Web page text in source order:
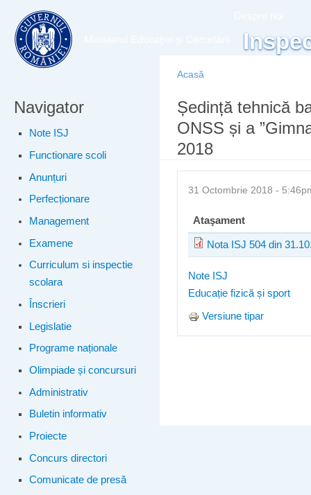
Meniu principal
Navigator
Note ISJ
Functionare scoli
Anunțuri
Perfecționare
Management
Examene
Curriculum si inspectie
scolara
Înscrieri
Legislatie
Programe naționale
Olimpiade și concursuri
Administrativ
Buletin informativ
Proiecte
Concurs directori
Comunicate de presă
Eşti aici
Acasă
Ședință tehnică
ONSS și a
2018
31 Octombrie 2018 -
Ataşament
Nota ISJ 504 din
Note ISJ
Educație fizică și sport
Versiune tipar